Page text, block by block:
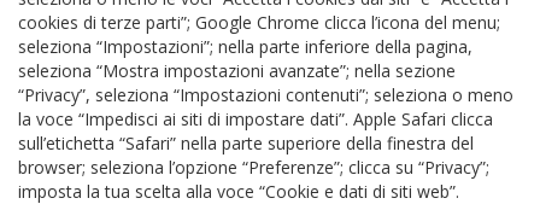
cookies di terze parti”; Google Chrome clicca l’icona del menu;
seleziona “Impostazioni”; nella parte inferiore della pagina,
seleziona “Mostra impostazioni avanzate”; nella sezione
“Privacy”, seleziona “Impostazioni contenuti”; seleziona o meno
la voce “Impedisci ai siti di impostare dati”. Apple Safari clicca
sull’etichetta “Safari” nella parte superiore della finestra del
browser; seleziona l’opzione “Preferenze”; clicca su “Privacy”;
imposta la tua scelta alla voce “Cookie e dati di siti web”.